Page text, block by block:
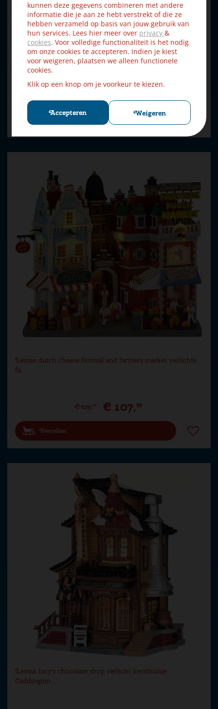
kunnen deze gegevens combineren met andere
informatie die je aan ze hebt verstrekt of die ze
hebben verzameld op basis van jouw gebruik van
hun services. Lees hier meer over privacy &
cookies. Voor volledige functionaliteit is het nodig
om onze cookies te accepteren. Indien je kiest
voor weigeren, plaatsen we alleen functionele
cookies.
Klik op een knop om je voorkeur te kiezen.
Accepteren Weigeren
Lemax tannenbaum christmas shoppe verlicht kersthuisje
Cadd…
Lemax dutch cheese festival and farmers market verlichte
fa…
€ 119,99 € 107,99
Bestellen
Lemax lucy's chocolate shop verlicht kersthuisje
Caddington…